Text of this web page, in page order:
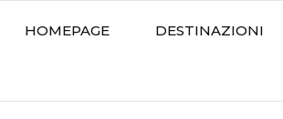
HOMEPAGE DESTINAZIONI